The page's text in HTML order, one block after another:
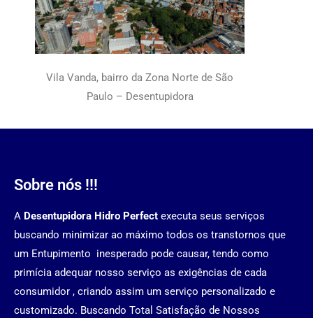
Vila Vanda, bairro da Zona Norte de São
Paulo – Desentupidora
Sobre nós !!!
A Desentupidora Hidro Perfect executa seus serviços
buscando minimizar ao máximo todos os transtornos que
um Entupimento inesperado pode causar, tendo como
primícia adequar nosso serviço as exigências de cada
consumidor , criando assim um serviço personalizado e
customizado. Buscando Total Satisfação de Nossos